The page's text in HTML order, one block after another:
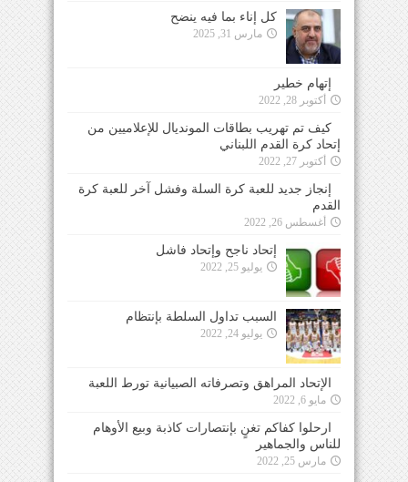
كل إناء بما فيه ينضح
مارس 31, 2025
إتهام خطير
أكتوبر 28, 2022
كيف تم تهريب بطاقات المونديال للإعلاميين من
إتحاد كرة القدم اللبناني
أكتوبر 27, 2022
إنجاز جديد للعبة كرة السلة وفشل آخر للعبة كرة
القدم
أغسطس 26, 2022
إتحاد ناجح وإتحاد فاشل
يوليو 25, 2022
السبب تداول السلطة بإنتظام
يوليو 24, 2022
الإتحاد المراهق وتصرفاته الصبيانية تورط اللعبة
مايو 6, 2022
ارحلوا كفاكم تغنٍ بإنتصارات كاذبة وبيع الأوهام
للناس والجماهير
مارس 25, 2022